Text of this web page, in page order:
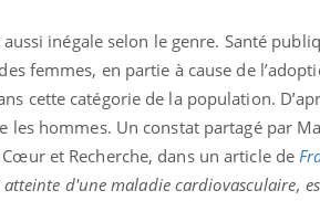
inégale selon le genre. Santé
femmes, en partie à cause de
cette catégorie de la population.
les hommes. Un constat partagé par
et Recherche, dans un article de
d'une maladie cardiovasculaire,
rend
reste entourée d'idées reçues
patients comme parfois chez les